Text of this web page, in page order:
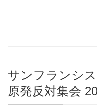
サンフランシ
原発反対集会